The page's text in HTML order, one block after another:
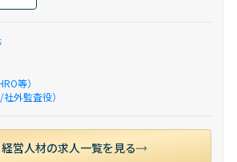
等）
外監査役）
営人材の求人一覧を見る